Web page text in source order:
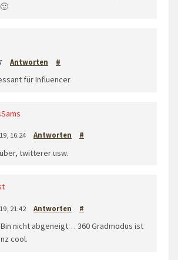
Antworten #
für Influencer
16:24 Antworten #
twitterer usw.
21:42 Antworten #
Bin nicht abgeneigt… 360 Gradmodus ist
cool.